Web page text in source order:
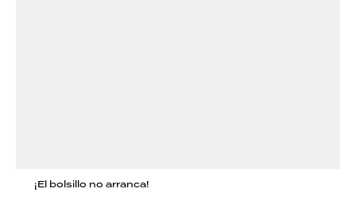
¡El bolsillo no arranca!